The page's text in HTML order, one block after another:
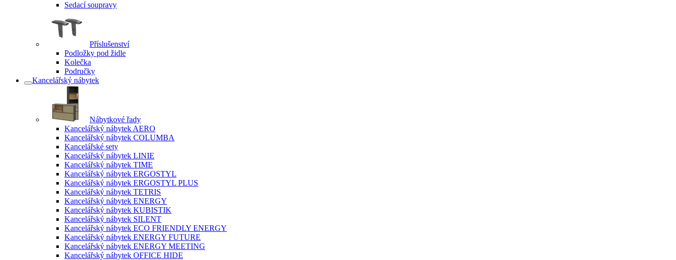
Sedací soupravy
Příslušenství
Podložky pod židle
Kolečka
Područky
Kancelářský nábytek
Nábytkové řady
Kancelářský nábytek AERO
Kancelářský nábytek COLUMBA
Kancelářské sety
Kancelářský nábytek LINIE
Kancelářský nábytek TIME
Kancelářský nábytek ERGOSTYL
Kancelářský nábytek ERGOSTYL PLUS
Kancelářský nábytek TETRIS
Kancelářský nábytek ENERGY
Kancelářský nábytek KUBISTIK
Kancelářský nábytek SILENT
Kancelářský nábytek ECO FRIENDLY ENERGY
Kancelářský nábytek ENERGY FUTURE
Kancelářský nábytek ENERGY MEETING
Kancelářský nábytek OFFICE HIDE